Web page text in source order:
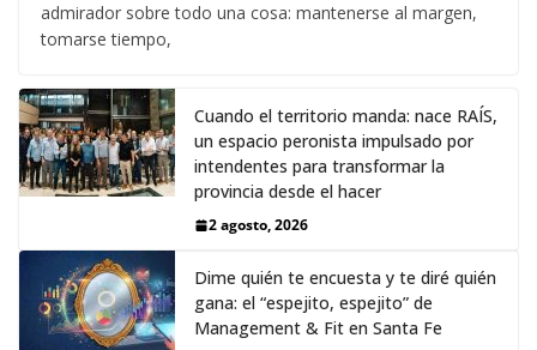
admirador sobre todo una cosa: mantenerse al margen,
tomarse tiempo,
Cuando el territorio manda: nace RAÍS,
un espacio peronista impulsado por
intendentes para transformar la
provincia desde el hacer
2 agosto, 2026
Dime quién te encuesta y te diré quién
gana: el “espejito, espejito” de
Management & Fit en Santa Fe